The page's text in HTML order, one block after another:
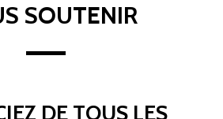
SOUTENIR
DE TOUS LES